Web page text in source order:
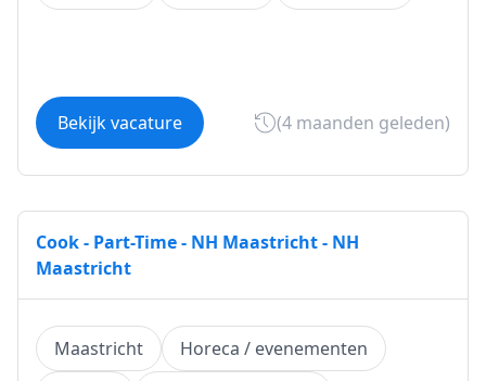
Bekijk vacature (4 maanden geleden)
Cook - Part-Time - NH Maastricht - NH
Maastricht
Maastricht
Horeca / evenementen